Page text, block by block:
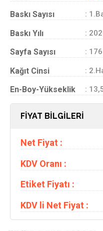
Baskı Sayısı :
Baskı Yılı :
Sayfa Sayısı : 176
Kağıt Cinsi :
En-Boy-Yükseklik :
FİYAT BİLGİLERİ
Net Fiyat :
KDV Oranı :
Etiket Fiyatı :
KDV li Net Fiyat :